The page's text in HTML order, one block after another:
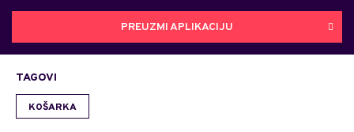
PREUZMI APLIKACIJU
TAGOVI
KOŠARKA